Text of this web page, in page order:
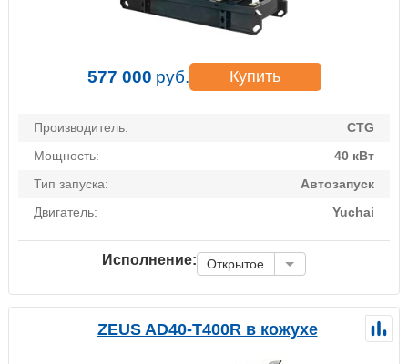
577 000 руб. Купить
Производитель:
CTG
Мощность:
40 кВт
Тип запуска:
Автозапуск
Двигатель:
Yuchai
Исполнение: Открытое
ZEUS AD40-T400R в кожухе